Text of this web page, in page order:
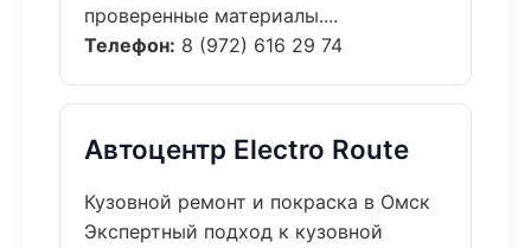
проверенные материалы....
Телефон: 8 (972) 616 29 74
Автоцентр Electro Route
Кузовной ремонт и покраска в Омск
Экспертный подход к кузовной